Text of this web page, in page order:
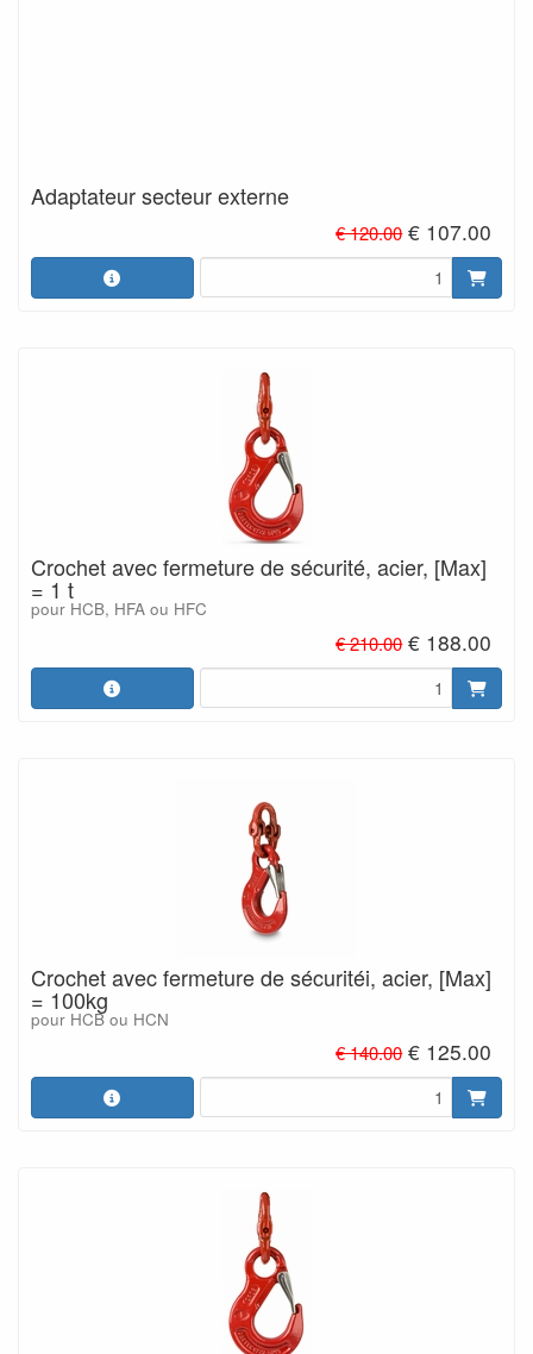
Adaptateur secteur externe
€ 120.00 € 107.00
Crochet avec fermeture de sécurité, acier, [Max]
= 1 t
pour HCB, HFA ou HFC
€ 210.00 € 188.00
Crochet avec fermeture de sécuritéi, acier, [Max]
= 100kg
pour HCB ou HCN
€ 140.00 € 125.00